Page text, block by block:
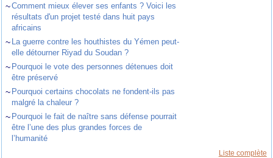
~Comment mieux élever ses enfants ? Voici les
résultats d'un projet testé dans huit pays
africains
~ La guerre contre les houthistes du Yémen peut-
elle détourner Riyad du Soudan ?
~ Pourquoi le vote des personnes détenues doit
être préservé
~ Pourquoi certains chocolats ne fondent-ils pas
malgré la chaleur ?
~ Pourquoi le fait de naître sans défense pourrait
être l’une des plus grandes forces de
l’humanité
Liste complète